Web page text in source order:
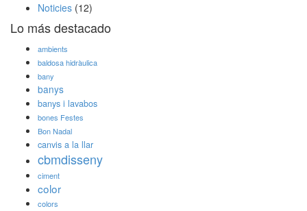
Noticies (12)
Lo más destacado
ambients
baldosa hidràulica
bany
banys
banys i lavabos
bones Festes
Bon Nadal
canvis a la llar
cbmdisseny
ciment
color
colors